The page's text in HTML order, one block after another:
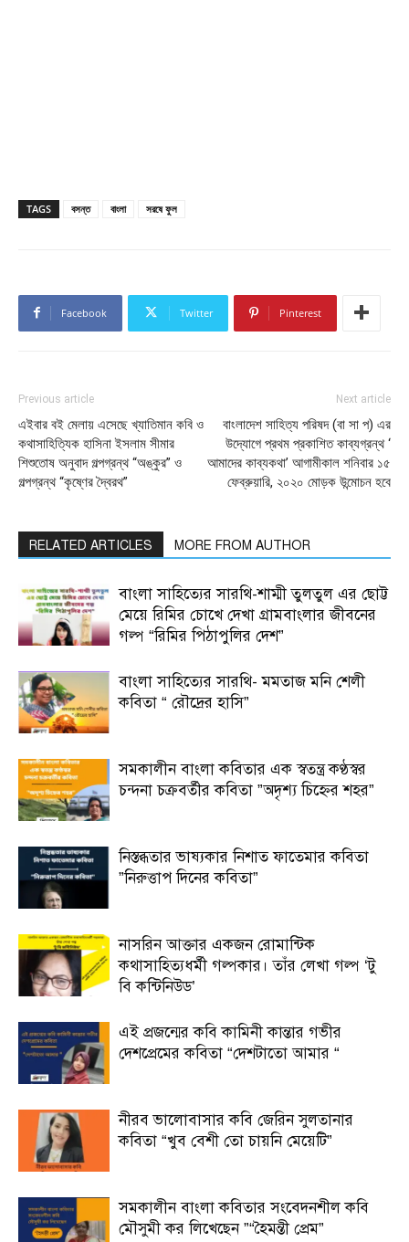
TAGS বসন্ত বাংলা সরষে ফুল
Facebook Twitter Pinterest
Previous article
এইবার বই মেলায় এসেছে খ্যাতিমান কবি ও
কথাসাহিত্যিক হাসিনা ইসলাম সীমার
শিশুতোষ অনুবাদ গল্পগ্রন্থ “অঙ্কুর” ও
গল্পগ্রন্থ “কৃষ্ণের দ্বৈরথ”
Next article
বাংলাদেশ সাহিত্য পরিষদ (বা সা প) এর
উদ্যোগে প্রথম প্রকাশিত কাব্যগ্রন্থ ‘
আমাদের কাব্যকথা’ আগামীকাল শনিবার ১৫
ফেব্রুয়ারি, ২০২০ মোড়ক উন্মোচন হবে
RELATED ARTICLES MORE FROM AUTHOR
বাংলা সাহিত্যের সারথি-শাম্মী তুলতুল এর ছোট্ট
মেয়ে রিমির চোখে দেখা গ্রামবাংলার জীবনের
গল্প “রিমির পিঠাপুলির দেশ”
বাংলা সাহিত্যের সারথি- মমতাজ মনি শেলী
কবিতা “ রৌদ্রের হাসি”
সমকালীন বাংলা কবিতার এক স্বতন্ত্র কণ্ঠস্বর
চন্দনা চক্রবর্তীর কবিতা ”অদৃশ্য চিহ্নের শহর”
নিস্তব্ধতার ভাষ্যকার নিশাত ফাতেমার কবিতা
”নিরুত্তাপ দিনের কবিতা”
নাসরিন আক্তার একজন রোমান্টিক
কথাসাহিত্যধর্মী গল্পকার। তাঁর লেখা গল্প ‘টু
বি কন্টিনিউড’
এই প্রজন্মের কবি কামিনী কান্তার গভীর
দেশপ্রেমের কবিতা “দেশটাতো আমার “
নীরব ভালোবাসার কবি জেরিন সুলতানার
কবিতা “খুব বেশী তো চায়নি মেয়েটি”
সমকালীন বাংলা কবিতার সংবেদনশীল কবি
মৌসুমী কর লিখেছেন ”“হৈমন্তী প্রেম”